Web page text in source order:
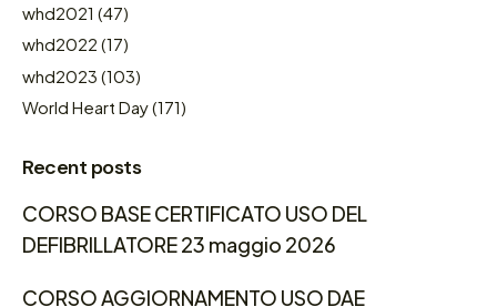
whd2021 (47)
whd2022 (17)
whd2023 (103)
World Heart Day(171)
Recent posts
CORSO BASE CERTIFICATO USO DEL
DEFIBRILLATORE 23 maggio 2026
CORSO AGGIORNAMENTO USO DAE